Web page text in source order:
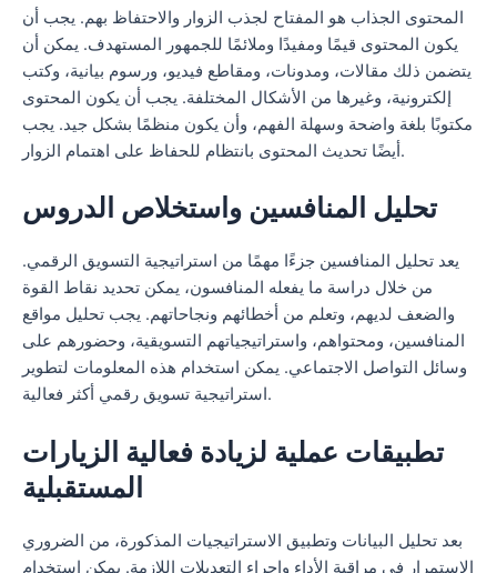
المحتوى الجذاب هو المفتاح لجذب الزوار والاحتفاظ بهم. يجب أن
يكون المحتوى قيمًا ومفيدًا وملائمًا للجمهور المستهدف. يمكن أن
يتضمن ذلك مقالات، ومدونات، ومقاطع فيديو، ورسوم بيانية، وكتب
إلكترونية، وغيرها من الأشكال المختلفة. يجب أن يكون المحتوى
مكتوبًا بلغة واضحة وسهلة الفهم، وأن يكون منظمًا بشكل جيد. يجب
أيضًا تحديث المحتوى بانتظام للحفاظ على اهتمام الزوار.
تحليل المنافسين واستخلاص الدروس
يعد تحليل المنافسين جزءًا مهمًا من استراتيجية التسويق الرقمي.
من خلال دراسة ما يفعله المنافسون، يمكن تحديد نقاط القوة
والضعف لديهم، وتعلم من أخطائهم ونجاحاتهم. يجب تحليل مواقع
المنافسين، ومحتواهم، واستراتيجياتهم التسويقية، وحضورهم على
وسائل التواصل الاجتماعي. يمكن استخدام هذه المعلومات لتطوير
استراتيجية تسويق رقمي أكثر فعالية.
تطبيقات عملية لزيادة فعالية الزيارات
المستقبلية
بعد تحليل البيانات وتطبيق الاستراتيجيات المذكورة، من الضروري
الاستمرار في مراقبة الأداء وإجراء التعديلات اللازمة. يمكن استخدام